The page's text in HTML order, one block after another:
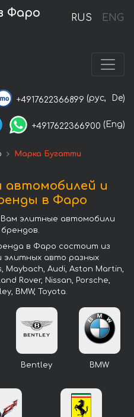
RUS ENG
Фаро
+4917622366899 (рус, De)
+4917622366900 (Eng)
Марка Бугатти
автомобилей и
в Фаро
элитные автомобили
в Фаро состоит из
элитных авто разных
Maybach, Audi, Aston Martin,
Rover, Nissan, Porsche,
BMW, Toyota.
Bentley BMW